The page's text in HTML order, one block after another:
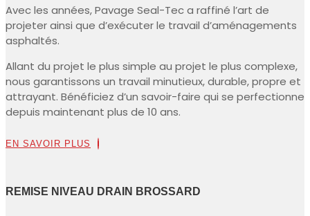
Avec les années, Pavage Seal-Tec a raffiné l’art de
projeter ainsi que d’exécuter le travail d’aménagements
asphaltés.
Allant du projet le plus simple au projet le plus complexe,
nous garantissons un travail minutieux, durable, propre et
attrayant. Bénéficiez d’un savoir-faire qui se perfectionne
depuis maintenant plus de 10 ans.
EN SAVOIR PLUS
REMISE NIVEAU DRAIN BROSSARD